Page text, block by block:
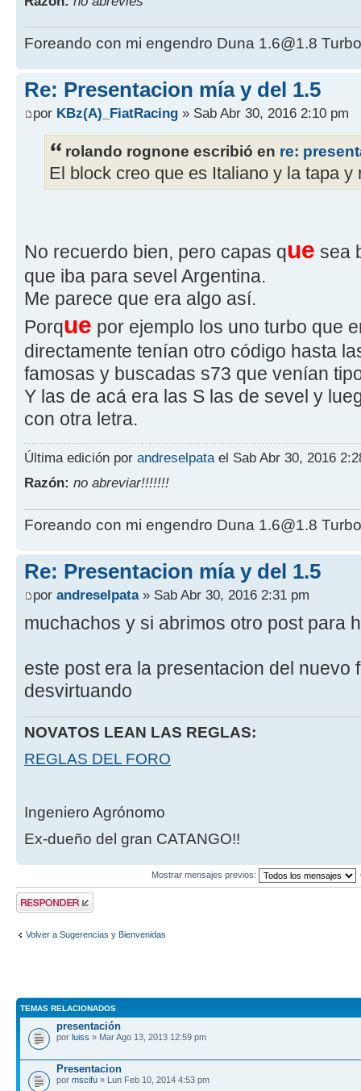
Foreando con mi engendro Duna 1.6@1.8
Re: Presentacion mía y del 1.5
por KBz(A)_FiatRacing » Sab Abr 30, 2016 2:10 pm
rolando rognone escribió en re:
El block creo que es Italiano y la tapa y
No recuerdo bien, pero capas que sea
que iba para sevel Argentina.
Me parece que era algo así.
Porque por ejemplo los uno turbo que
directamente tenían otro código hasta
famosas y buscadas s73 que venían
Y las de acá era las S las de sevel y
con otra letra.
Última edición por andreselpatael Sab Abr 30, 2016
Razón: no abreviar!!!!!!!
Foreando con mi engendro Duna 1.6@1.8
Re: Presentacion mía y del 1.5
por andreselpata» Sab Abr 30, 2016 2:31 pm
muchachos y si abrimos otro post para
este post era la presentacion del nuevo
desvirtuando
NOVATOS LEAN LAS REGLAS:
REGLAS DEL FORO
Ingeniero Agrónomo
Ex-dueño del gran CATANGO!!
Mostrar mensajes previos:
Publicar una
respuesta
Volver a Sugerencias y Bienvenidas
TEMAS RELACIONADOS
presentación
por luiss » Mar Ago 13, 2013 12:59 pm
Presentacion
por mscifu » Lun Feb 10, 2014 4:53 pm